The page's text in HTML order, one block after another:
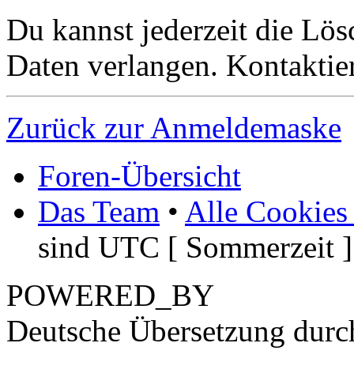
Du kannst jederzeit die
Daten verlangen.
Zurück zur Anmeldemaske
Foren-Übersicht
Das Team • Alle Cookies
sind UTC [ Sommerzeit ]
POWERED_BY
Deutsche Übersetzung